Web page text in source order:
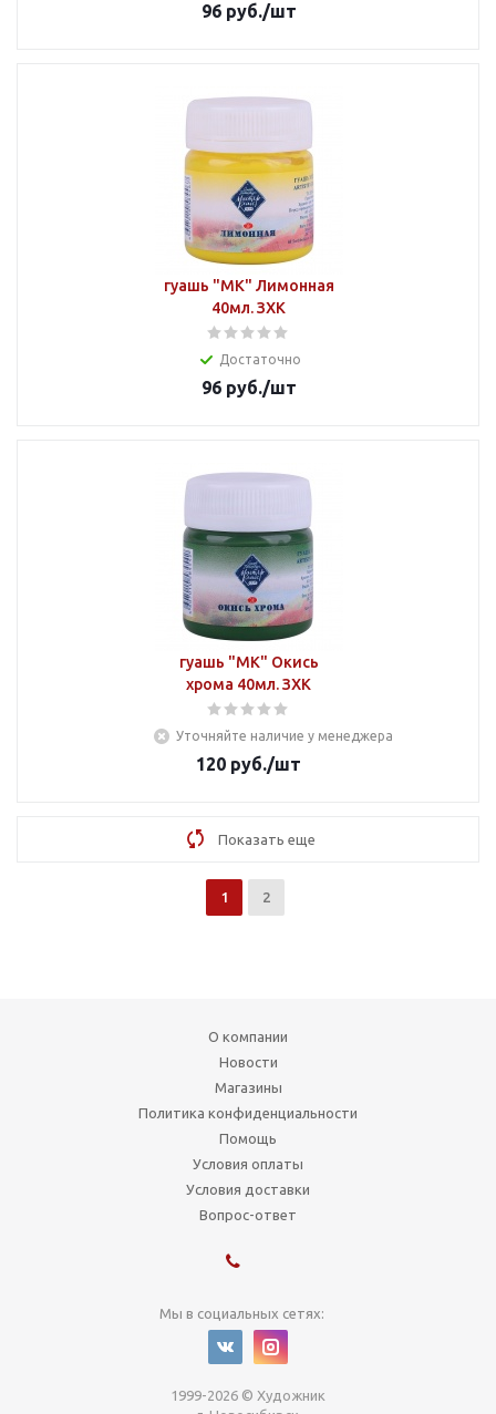
96руб./шт
гуашь "МК" Лимонная
40мл. ЗХК
Достаточно
96руб./шт
гуашь "МК" Окись
хрома 40мл. ЗХК
Уточняйте наличие у менеджера
120 руб./шт
Показать еще
1 2
О компании
Новости
Магазины
Политика конфиденциальности
Помощь
Условия оплаты
Условия доставки
Вопрос-ответ
Мы в социальных сетях:
1999-2026 © Художник